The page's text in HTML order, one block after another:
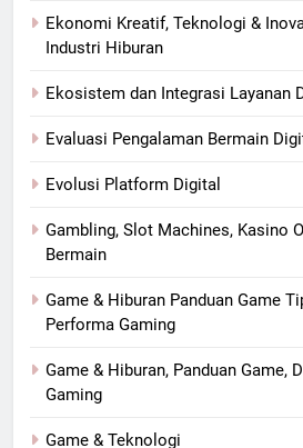
Ekonomi Kreatif, Teknologi &
Industri Hiburan
Ekosistem dan Integrasi Layanan
Evaluasi Pengalaman Bermain
Evolusi Platform Digital
Gambling, Slot Machines, Kasino
Bermain
Game & Hiburan Panduan Game
Performa Gaming
Game & Hiburan, Panduan Game,
Gaming
Game & Teknologi